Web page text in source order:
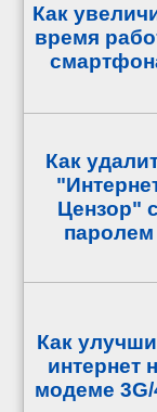
Как
время
Как
Цензор" с
паролем
Как
интернет
модеме 3G/